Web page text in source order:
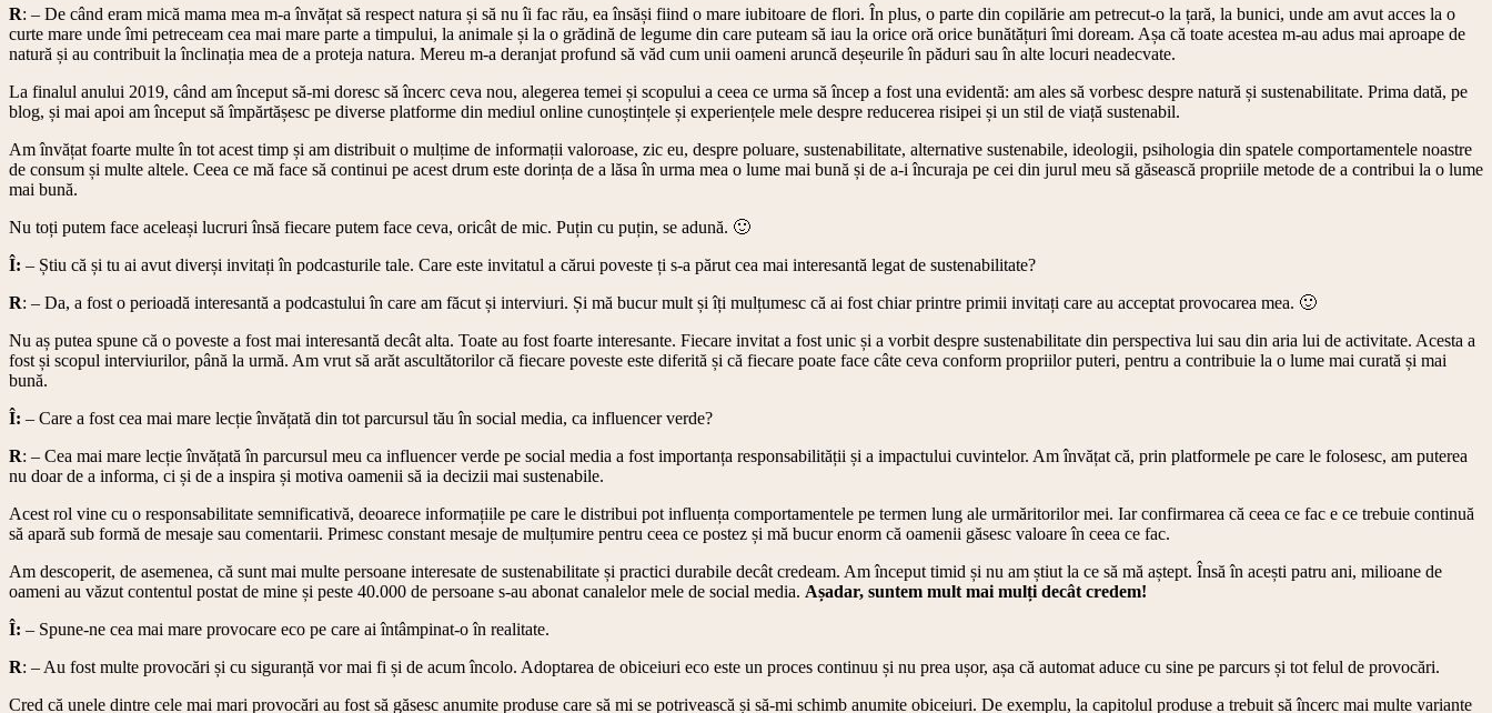
R: – De când eram mică mama mea m-a învățat să respect natura și să nu îi fac rău, ea însăși fiind o mare iubitoare de flori. În plus, o parte din copilărie am petrecut-o la țară, la bunici, unde am avut acces la o
curte mare unde îmi petreceam cea mai mare parte a timpului, la animale și la o grădină de legume din care puteam să iau la orice oră orice bunătățuri îmi doream. Așa că toate acestea m-au adus mai aproape de
natură și au contribuit la înclinația mea de a proteja natura. Mereu m-a deranjat profund să văd cum unii oameni aruncă deșeurile în păduri sau în alte locuri neadecvate.
La finalul anului 2019, când am început să-mi doresc să încerc ceva nou, alegerea temei și scopului a ceea ce urma să încep a fost una evidentă: am ales să vorbesc despre natură și sustenabilitate. Prima dată, pe
blog, și mai apoi am început să împărtășesc pe diverse platforme din mediul online cunoștințele și experiențele mele despre reducerea risipei și un stil de viață sustenabil.
Am învățat foarte multe în tot acest timp și am distribuit o mulțime de informații valoroase, zic eu, despre poluare, sustenabilitate, alternative sustenabile, ideologii, psihologia din spatele comportamentele noastre
de consum și multe altele. Ceea ce mă face să continui pe acest drum este dorința de a lăsa în urma mea o lume mai bună și de a-i încuraja pe cei din jurul meu să găsească propriile metode de a contribui la o lume
mai bună.
Nu toți putem face aceleași lucruri însă fiecare putem face ceva, oricât de mic. Puțin cu puțin, se adună. 🙂
Î: – Știu că și tu ai avut diverși invitați în podcasturile tale. Care este invitatul a cărui poveste ți s-a părut cea mai interesantă legat de sustenabilitate?
R: – Da, a fost o perioadă interesantă a podcastului în care am făcut și interviuri. Și mă bucur mult și îți mulțumesc că ai fost chiar printre primii invitați care au acceptat provocarea mea. 🙂
Nu aș putea spune că o poveste a fost mai interesantă decât alta. Toate au fost foarte interesante. Fiecare invitat a fost unic și a vorbit despre sustenabilitate din perspectiva lui sau din aria lui de activitate. Acesta a
fost și scopul interviurilor, până la urmă. Am vrut să arăt ascultătorilor că fiecare poveste este diferită și că fiecare poate face câte ceva conform propriilor puteri, pentru a contribuie la o lume mai curată și mai
bună.
Î: – Care a fost cea mai mare lecție învățată din tot parcursul tău în social media, ca influencer verde?
R: – Cea mai mare lecție învățată în parcursul meu ca influencer verde pe social media a fost importanța responsabilității și a impactului cuvintelor. Am învățat că, prin platformele pe care le folosesc, am puterea
nu doar de a informa, ci și de a inspira și motiva oamenii să ia decizii mai sustenabile.
Acest rol vine cu o responsabilitate semnificativă, deoarece informațiile pe care le distribui pot influența comportamentele pe termen lung ale urmăritorilor mei. Iar confirmarea că ceea ce fac e ce trebuie continuă
să apară sub formă de mesaje sau comentarii. Primesc constant mesaje de mulțumire pentru ceea ce postez și mă bucur enorm că oamenii găsesc valoare în ceea ce fac.
Am descoperit, de asemenea, că sunt mai multe persoane interesate de sustenabilitate și practici durabile decât credeam. Am început timid și nu am știut la ce să mă aștept. Însă în acești patru ani, milioane de
oameni au văzut contentul postat de mine și peste 40.000 de persoane s-au abonat canalelor mele de social media. Așadar, suntem mult mai mulți decât credem!
Î: – Spune-ne cea mai mare provocare eco pe care ai întâmpinat-o în realitate.
R: – Au fost multe provocări și cu siguranță vor mai fi și de acum încolo. Adoptarea de obiceiuri eco este un proces continuu și nu prea ușor, așa că automat aduce cu sine pe parcurs și tot felul de provocări.
Cred că unele dintre cele mai mari provocări au fost să găsesc anumite produse care să mi se potrivească și să-mi schimb anumite obiceiuri. De exemplu, la capitolul produse a trebuit să încerc mai multe variante